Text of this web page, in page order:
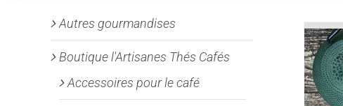
Autres gourmandises
Boutique l'Artisanes Thés Cafés
Accessoires pour le café